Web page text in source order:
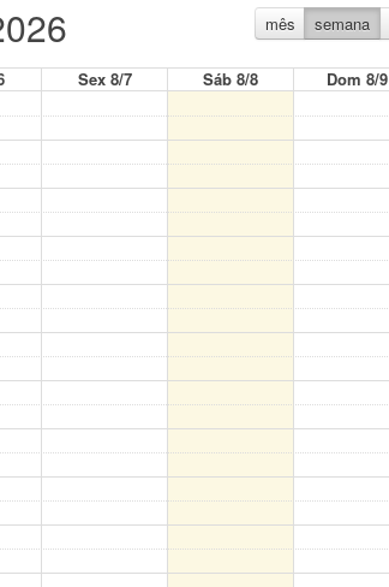
mês semana
Sex 8/7 Sáb 8/8
Dom 8/9